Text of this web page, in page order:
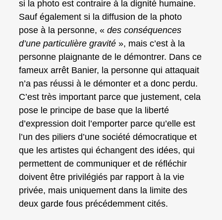
si la photo est contraire à la dignité humaine.
Sauf également si la diffusion de la photo
pose à la personne, « des conséquences
d’une particulière gravité », mais c’est à la
personne plaignante de le démontrer. Dans ce
fameux arrêt Banier, la personne qui attaquait
n’a pas réussi à le démonter et a donc perdu.
C’est très important parce que justement, cela
pose le principe de base que la liberté
d’expression doit l’emporter parce qu’elle est
l’un des piliers d’une société démocratique et
que les artistes qui échangent des idées, qui
permettent de communiquer et de réfléchir
doivent être privilégiés par rapport à la vie
privée, mais uniquement dans la limite des
deux garde fous précédemment cités.